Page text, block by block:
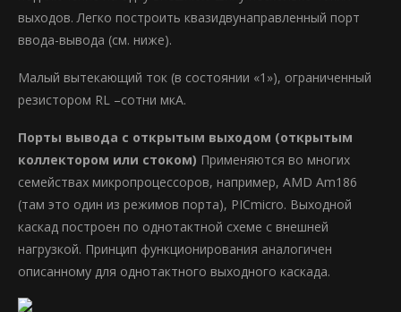
выходов. Легко построить квазидвунаправленный порт
ввода-вывода (см. ниже).
Малый вытекающий ток (в состоянии «1»), ограниченный
резистором RL –сотни мкА.
Порты вывода с открытым выходом (открытым
коллектором или стоком) Применяются во многих
семействах микропроцессоров, например, AMD Am186
(там это один из режимов порта), PICmicro. Выходной
каскад построен по однотактной схеме с внешней
нагрузкой. Принцип функционирования аналогичен
описанному для однотактного выходного каскада.